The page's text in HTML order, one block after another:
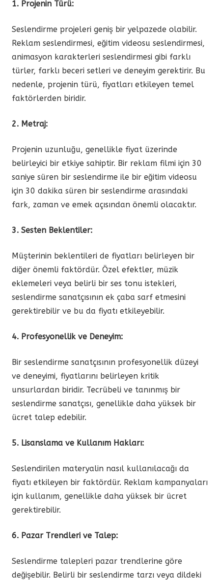
1. Projenin Türü:
Seslendirme projeleri geniş bir yelpazede olabilir.
Reklam seslendirmesi, eğitim videosu seslendirmesi,
animasyon karakterleri seslendirmesi gibi farklı
türler, farklı beceri setleri ve deneyim gerektirir. Bu
nedenle, projenin türü, fiyatları etkileyen temel
faktörlerden biridir.
2. Metraj:
Projenin uzunluğu, genellikle fiyat üzerinde
belirleyici bir etkiye sahiptir. Bir reklam filmi için 30
saniye süren bir seslendirme ile bir eğitim videosu
için 30 dakika süren bir seslendirme arasındaki
fark, zaman ve emek açısından önemli olacaktır.
3. Sesten Beklentiler:
Müşterinin beklentileri de fiyatları belirleyen bir
diğer önemli faktördür. Özel efektler, müzik
eklemeleri veya belirli bir ses tonu istekleri,
seslendirme sanatçısının ek çaba sarf etmesini
gerektirebilir ve bu da fiyatı etkileyebilir.
4. Profesyonellik ve Deneyim:
Bir seslendirme sanatçısının profesyonellik düzeyi
ve deneyimi, fiyatlarını belirleyen kritik
unsurlardan biridir. Tecrübeli ve tanınmış bir
seslendirme sanatçısı, genellikle daha yüksek bir
ücret talep edebilir.
5. Lisanslama ve Kullanım Hakları:
Seslendirilen materyalin nasıl kullanılacağı da
fiyatı etkileyen bir faktördür. Reklam kampanyaları
için kullanım, genellikle daha yüksek bir ücret
gerektirebilir.
6. Pazar Trendleri ve Talep:
Seslendirme talepleri pazar trendlerine göre
değişebilir. Belirli bir seslendirme tarzı veya dildeki